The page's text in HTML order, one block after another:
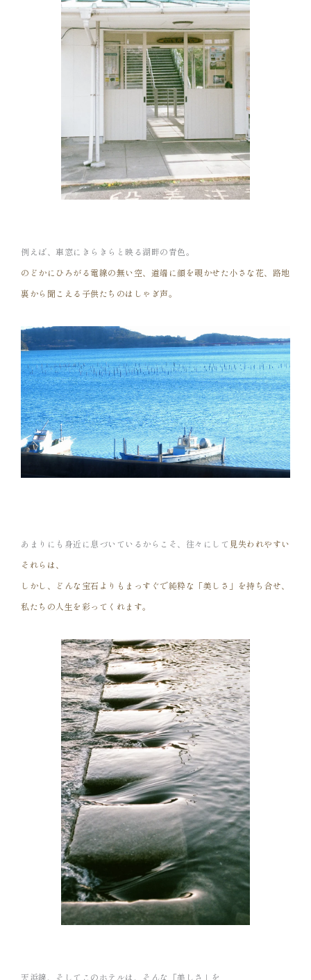
例えば、車窓にきらきらと映る湖畔の青色。
のどかにひろがる電線の無い空、道端に顔を覗かせた小さな花、路地
裏から聞こえる子供たちのはしゃぎ声。
あまりにも身近に息づいているからこそ、往々にして 見失われやすい
それらは、
しかし、どんな宝石よりも まっすぐで純粋な「美しさ」を持ち合せ、
私たちの人生を彩ってくれます。
天浜線、そしてこのホテルは、そんな「美しさ」を